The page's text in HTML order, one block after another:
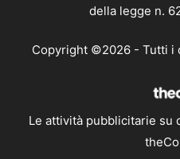
della legge n.
Copyright ©2026 - Tutti i
Le attività pubblicitarie su